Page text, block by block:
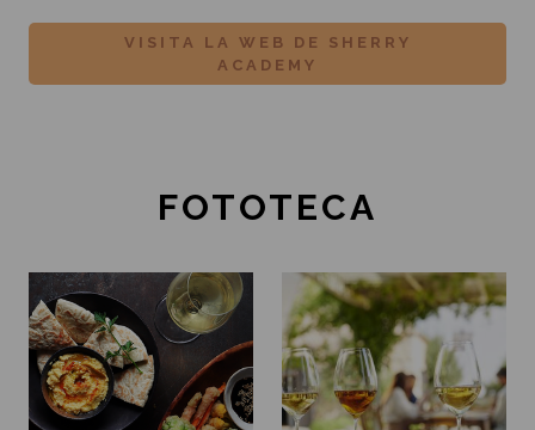
VISITA LA WEB DE SHERRY
ACADEMY
FOTOTECA